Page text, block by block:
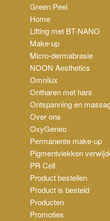
Green Peel
Home
Lifting met BT-NANO
Make-up
Micro-dermabrasie
NOON Aesthetics
Omnilux
Ontharen met hars
Ontspanning en
Over ons
OxyGeneo
Permanente make-up
Pigmentvlekken
PR Cell
Product bestellen
Product is besteld
Producten
Promoties